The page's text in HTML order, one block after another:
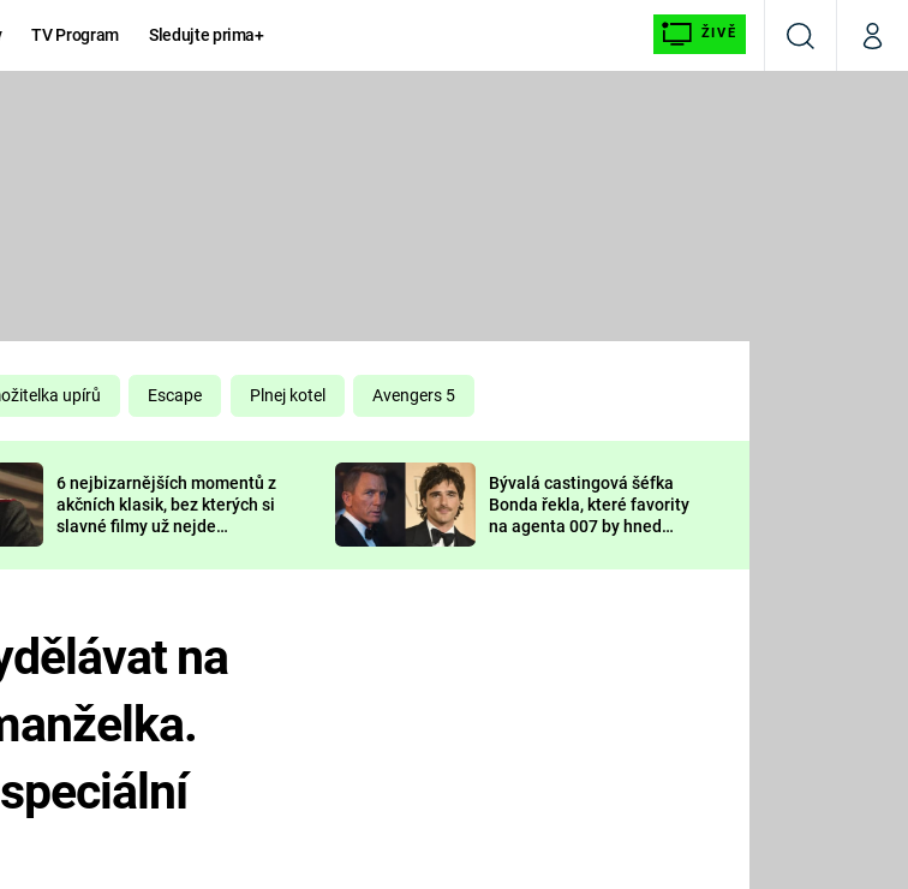
TV Program Sledujte prima+ ŽIVĚ
VyhledáváníMůj
KOMEDIE
CHUCK
NORRIS
DEADPOOL
Prima LAJK
Sledujte nás
upírů Escape Plnej kotel Avengers 5
6 nejbizarnějších momentů z
akčních klasik, bez kterých si
slavné filmy už nejde
Bývalá castingová šéfka
Bonda řekla, které favority
na agenta 007 by hned
na